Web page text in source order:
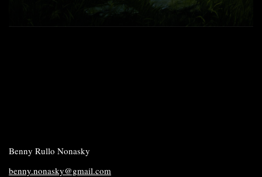
Benny Rullo Nonasky
benny.nonasky@gmail.com